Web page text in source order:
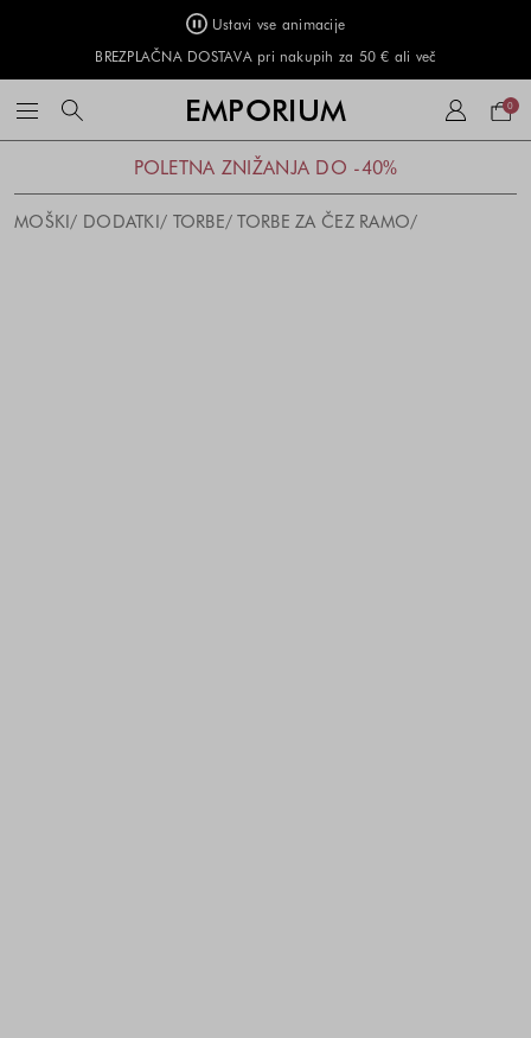
Ustavi vse animacije
BREZPLAČNA DOSTAVA pri nakupih za 50 € ali več
EMPORIUM 0
POLETNA ZNIŽANJA DO -40%
MOŠKI DODATKI TORBE TORBE ZA ČEZ RAMO